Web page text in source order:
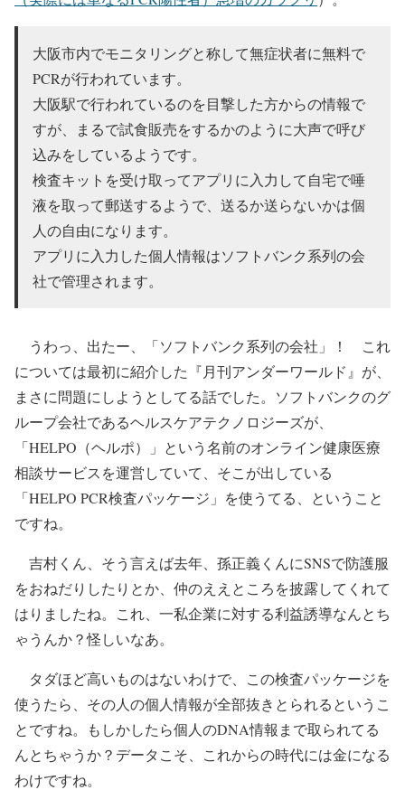
大阪市内でモニタリングと称して無症状者に無料で
PCRが行われています。
大阪駅で行われているのを目撃した方からの情報で
すが、まるで試食販売をするかのように大声で呼び
込みをしているようです。
検査キットを受け取ってアプリに入力して自宅で唾
液を取って郵送するようで、送るか送らないかは個
人の自由になります。
アプリに入力した個人情報はソフトバンク系列の会
社で管理されます。
うわっ、出たー、「ソフトバンク系列の会社」！ これ
については最初に紹介した『月刊アンダーワールド』が、
まさに問題にしようとしてる話でした。ソフトバンクのグ
ループ会社であるヘルスケアテクノロジーズが、
「HELPO（ヘルポ）」という名前のオンライン健康医療
相談サービスを運営していて、そこが出している
「HELPO PCR検査パッケージ」を使うてる、ということ
ですね。
吉村くん、そう言えば去年、孫正義くんにSNSで防護服
をおねだりしたりとか、仲のええところを披露してくれて
はりましたね。これ、一私企業に対する利益誘導なんとち
ゃうんか？怪しいなあ。
タダほど高いものはないわけで、この検査パッケージを
使うたら、その人の個人情報が全部抜きとられるというこ
とですね。もしかしたら個人のDNA情報まで取られてる
んとちゃうか？データこそ、これからの時代には金になる
わけですね。